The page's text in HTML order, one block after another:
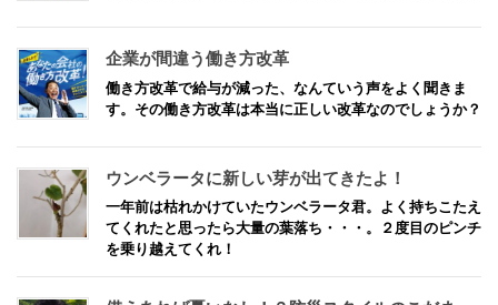
企業が間違う働き方改革
働き方改革で給与が減った、なんていう声をよく聞きま
す。その働き方改革は本当に正しい改革なのでしょうか？
ウンベラータに新しい芽が出てきたよ！
一年前は枯れかけていたウンベラータ君。よく持ちこたえ
てくれたと思ったら大量の葉落ち・・・。２度目のピンチ
を乗り越えてくれ！